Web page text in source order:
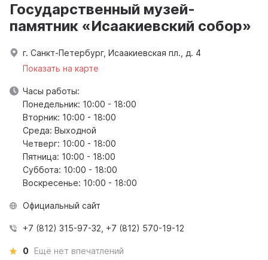
Государственный музей-
памятник «Исаакиевский собор»
г. Санкт-Петербург, Исаакиевская пл., д. 4
Показать на карте
Часы работы:
Понедельник: 10:00 - 18:00
Вторник: 10:00 - 18:00
Среда: Выходной
Четверг: 10:00 - 18:00
Пятница: 10:00 - 18:00
Суббота: 10:00 - 18:00
Воскресенье: 10:00 - 18:00
Официальный сайт
+7 (812) 315-97-32, +7 (812) 570-19-12
0 Ещё нет впечатлений